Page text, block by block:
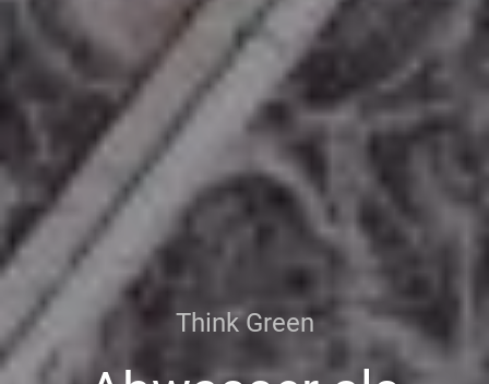
Think Green
Abwasser als